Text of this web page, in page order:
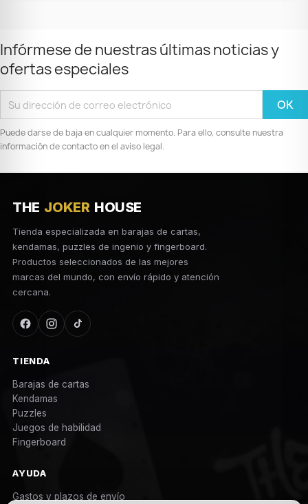
Infórmese de nuestras últimas noticias y
ofertas especiales
Puede darse de baja en cualquier momento. Para ello, consulte nuestra
información de contacto en el aviso legal.
THE JOKER HOUSE
Tienda especializada en barajas de cartas,
kendamas, puzzles de ingenio y fingerboard.
Productos seleccionados de las mejores
marcas del mundo, con envío rápido y atención
cercana.
TIENDA
Barajas de cartas
Kendamas
Puzzles
Juegos de habilidad
Fingerboard
AYUDA
Gastos y plazos de envío